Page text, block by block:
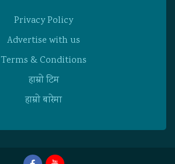
Privacy Policy
Advertise with us
Terms & Conditions
हाम्राे टिम
हाम्राे बारेमा